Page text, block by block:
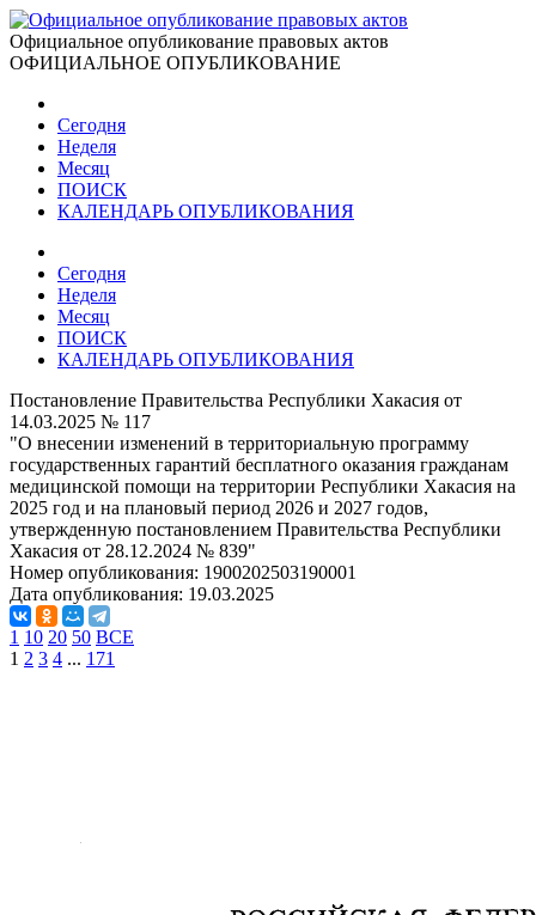
Официальное опубликование правовых актов
ОФИЦИАЛЬНОЕ ОПУБЛИКОВАНИЕ
Сегодня
Неделя
Месяц
ПОИСК
КАЛЕНДАРЬ ОПУБЛИКОВАНИЯ
Сегодня
Неделя
Месяц
ПОИСК
КАЛЕНДАРЬ ОПУБЛИКОВАНИЯ
Постановление Правительства Республики Хакасия от
14.03.2025 № 117
"О внесении изменений в территориальную программу
государственных гарантий бесплатного оказания гражданам
медицинской помощи на территории Республики Хакасия на
2025 год и на плановый период 2026 и 2027 годов,
утвержденную постановлением Правительства Республики
Хакасия от 28.12.2024 № 839"
Номер опубликования: 1900202503190001
Дата опубликования: 19.03.2025
1 10 20 50 ВСЕ
1 2 3 4 ... 171